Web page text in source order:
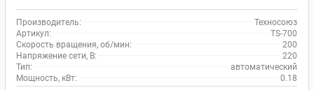
Производитель:
Техносоюз
Артикул:
TS-700
Скорость вращения, об/мин:
200
Напряжение сети, В:
220
Тип:
автоматический
Мощность, кВт:
0.18